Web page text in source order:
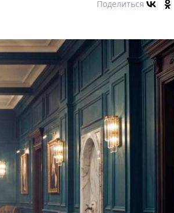
Поделиться